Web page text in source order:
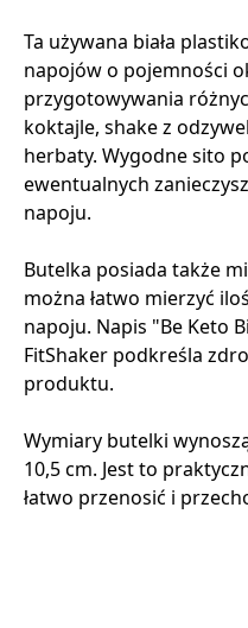
Ta używana biała
napojów o pojemności
przygotowywania
koktajle, shake z
herbaty. Wygodne sito
ewentualnych
napoju.
Butelka posiada także
można łatwo mierzyć
napoju. Napis "Be Keto
FitShaker podkreśla
produktu.
Wymiary butelki
10,5 cm. Jest to
łatwo przenosić i